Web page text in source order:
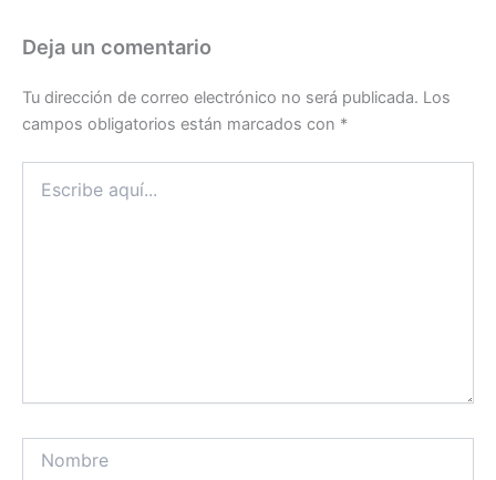
Deja un comentario
Tu dirección de correo electrónico no será publicada. Los
campos obligatorios están marcados con *
aquí...